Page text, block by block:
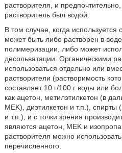
растворителя, и
растворитель был водой.
В том случае, когда используется
может быть либо растворен в
полимеризации, либо может
десольватации. Органическими
использоваться отдельно или
растворители (растворимость
составляет 10 г/100 г воды или
как ацетон, метилэтилкетон (в
MEK), диэтилкетон и т.п.),
и т.п.), и с точки зрения
являются ацетон, MEK и
растворителя можно
перечисленного.